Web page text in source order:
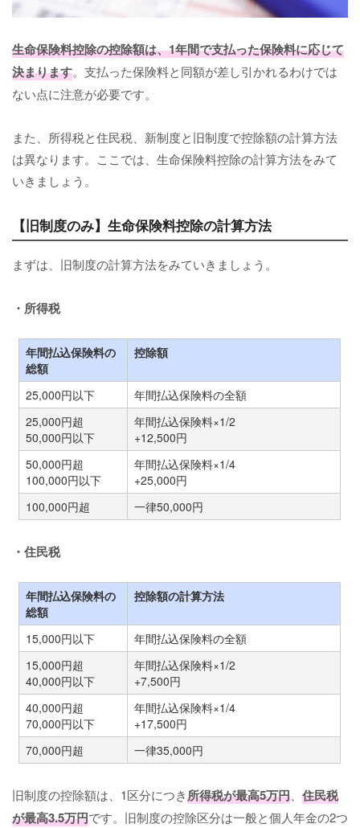
生命保険料控除の控除額は、1年間で支払った保険料に応じて
決まります。支払った保険料と同額が差し引かれるわけでは
ない点に注意が必要です。
また、所得税と住民税、新制度と旧制度で控除額の計算方法
は異なります。ここでは、生命保険料控除の計算方法をみて
いきましょう。
【旧制度のみ】生命保険料控除の計算方法
まずは、旧制度の計算方法をみていきましょう。
・所得税
年間払込保険料の
総額
控除額
25,000円以下
年間払込保険料の全額
25,000円超
50,000円以下
年間払込保険料×1/2
+12,500円
50,000円超
100,000円以下
年間払込保険料×1/4
+25,000円
100,000円超
一律50,000円
・住民税
年間払込保険料の
総額
控除額の計算方法
15,000円以下
年間払込保険料の全額
15,000円超
40,000円以下
年間払込保険料×1/2
+7,500円
40,000円超
70,000円以下
年間払込保険料×1/4
+17,500円
70,000円超
一律35,000円
旧制度の控除額は、1区分につき所得税が最高5万円、 住民税
が最高3.5万円です。旧制度の控除区分は一般と個人年金の2つ